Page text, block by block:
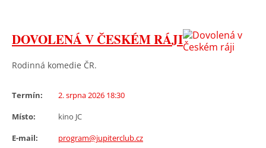
DOVOLENÁ V ČESKÉM RÁJI
Rodinná komedie ČR.
Termín:
2. srpna 2026 18:30
Místo:
kino JC
E-mail:
program@jupiterclub.cz